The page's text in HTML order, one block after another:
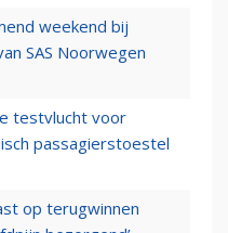
weekend bij
SAS Noorwegen
testvlucht voor
passagierstoestel
op terugwinnen